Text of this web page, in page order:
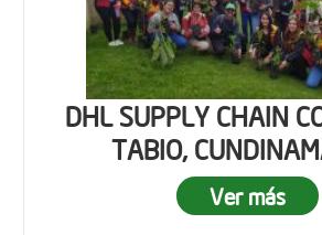
DHL SUPPLY CHAIN
TABIO,
Ver más